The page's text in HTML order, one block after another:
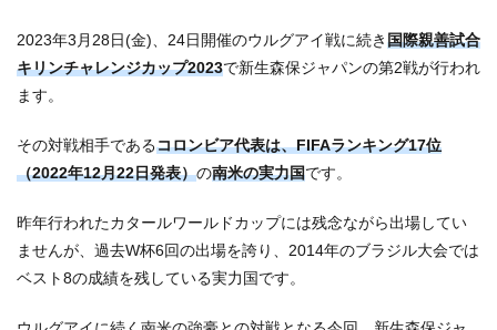
2023年3月28日(金)、24日開催のウルグアイ戦に続き国際親善試合
キリンチャレンジカップ2023で新生森保ジャパンの第2戦が行われ
ます。
その対戦相手であるコロンビア代表は、FIFAランキング17位
（2022年12月22日発表）の南米の実力国です。
昨年行われたカタールワールドカップには残念ながら出場してい
ませんが、過去W杯6回の出場を誇り、2014年のブラジル大会では
ベスト8の成績を残している実力国です。